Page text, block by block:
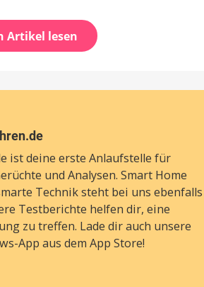
Artikel lesen
ist deine erste Anlaufstelle für
und Analysen. Smart Home
Technik steht bei uns ebenfalls
Testberichte helfen dir, eine
zu treffen. Lade dir auch unsere
App aus dem App Store!